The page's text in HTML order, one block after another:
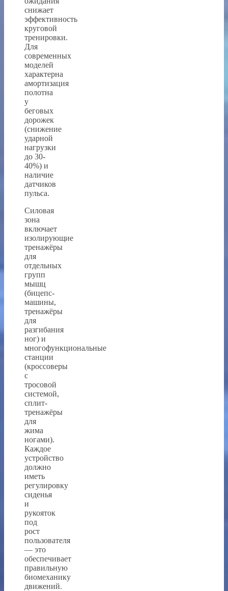
снижает
эффективность
круговой
тренировки.
Для
современных
моделей
характерна
амортизация
полотна
у
беговых
дорожек
(снижение
ударной
нагрузки
до 30-
40%) и
наличие
датчиков
пульса.
Силовая
зона
включает
изолирующие
тренажёры
для
отдельных
групп
мышц
(бицепс-
машины,
тренажёры
для
разгибания
ног) и
многофункциональные
станции
(кроссоверы
с
тросовой
системой,
сплит-
тренажёры
для
жима
ногами).
Каждое
устройство
должно
иметь
регулировку
сиденья
и
рукояток
под
рост
пользователя
— это
обеспечивает
правильную
биомеханику
движений.